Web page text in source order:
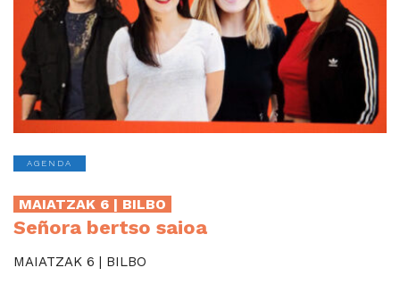
AGENDA
MAIATZAK 6 | BILBO
Señora bertso saioa
MAIATZAK 6 | BILBO